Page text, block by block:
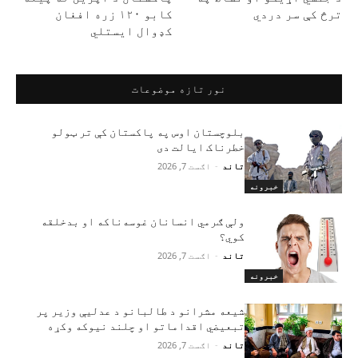
کابو ۱۲۰ زره افغان
کډوال ایستلي
ترڅ کې سر دردي
نور تازه موضوعات
خبرونه
بلوچستان اوس په پاکستان کې تر ټولو
خطرناک ایالت دی
تاند - اګست 7, 2026
خبرونه
ولې ګرمي انسانان غوسه‌ناکه او بدخلقه
کوي؟
تاند - اګست 7, 2026
شیعه مشرانو د طالبانو د عدلیې وزیر پر
تبعیضي اقداماتو او چلند نیوکه وکړه
تاند - اګست 7, 2026